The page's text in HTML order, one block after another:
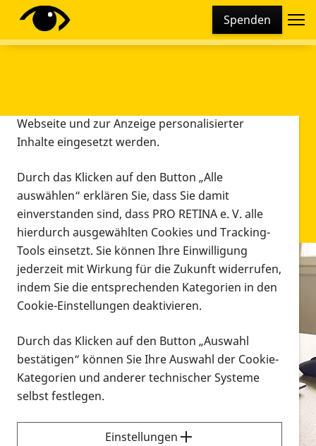
Spenden
Infomaterial
Infomaterial
Vorlesen
Alle Infomaterialien in verschiedenen
Formaten an einem Ort
Sie möchten wissen, wie Sie nach Infonmaterial
suchen und dieses bestellen bzw. herunterladen
Diese Webseite setzt verschiedene Cookies und
Tracking-Tools ein. Dies beinhaltet Cookies und
Webseite und zur Anzeige personalisierter
Inhalte eingesetzt werden.
Durch das Klicken auf den Button „Alle
auswählen“ erklären Sie, dass Sie damit
einverstanden sind, dass PRO RETINA e. V. alle
hierdurch ausgewählten Cookies und Tracking-
Tools einsetzt. Sie können Ihre Einwilligung
jederzeit mit Wirkung für die Zukunft widerrufen,
indem Sie die entsprechenden Kategorien in den
Cookie-Einstellungen deaktivieren.
Durch das Klicken auf den Button „Auswahl
bestätigen“ können Sie Ihre Auswahl der Cookie-
Kategorien und anderer technischer Systeme
selbst festlegen.
Einstellungen